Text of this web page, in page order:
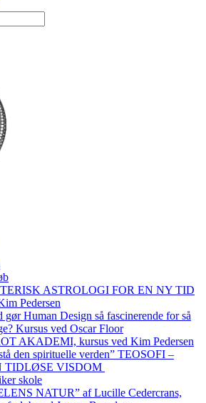
ASTROLOGI FOR EN NY TID
Pedersen
gør Human Design så fascinerende for så
Kursus ved Oscar Floor
AKADEMI, kursus ved Kim Pedersen
den spirituelle verden” TEOSOFI –
TIDLØSE VISDOM
skole
NATUR” af Lucille Cedercrans,